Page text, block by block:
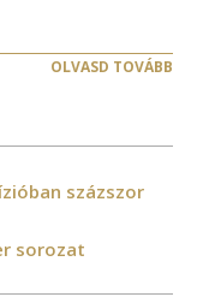
OLVASD TOVÁBB
százszor
sorozat